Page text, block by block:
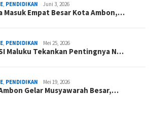
, PENDIDIKAN Juni 3, 2026
Masuk Empat Besar Kota Ambon,…
, PENDIDIKAN Mei 25, 2026
Maluku Tekankan Pentingnya N…
, PENDIDIKAN Mei 19, 2026
Gelar Musyawarah Besar,…